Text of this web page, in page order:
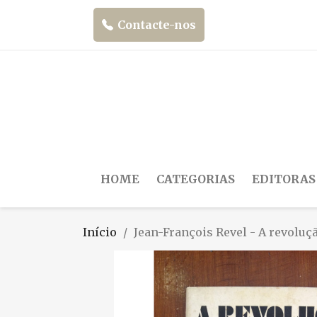
Contacte-nos
HOME CATEGORIAS EDITORAS
Início Jean-François Revel - A